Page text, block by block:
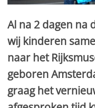
Al na 2 dagen na
wij kinderen
naar het
geboren
graag het